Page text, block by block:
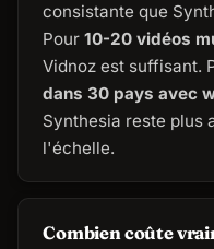
consistante que
Pour 10-20 vidéos
Vidnoz est suffisant.
dans 30 pays avec
Synthesia reste plus
l'échelle.
Combien coûte